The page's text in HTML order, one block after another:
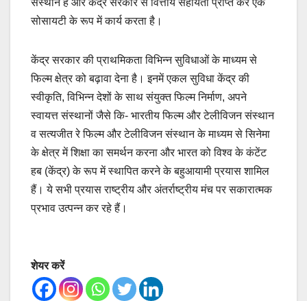
सोसायटी के रूप में कार्य करता है।
केंद्र सरकार की प्राथमिकता विभिन्न सुविधाओं के माध्यम से
फिल्म क्षेत्र को बढ़ावा देना है। इनमें एकल सुविधा केंद्र की
स्वीकृति, विभिन्न देशों के साथ संयुक्त फिल्म निर्माण, अपने
स्वायत्त संस्थानों जैसे कि- भारतीय फिल्म और टेलीविजन संस्थान
व सत्यजीत रे फिल्म और टेलीविजन संस्थान के माध्यम से सिनेमा
के क्षेत्र में शिक्षा का समर्थन करना और भारत को विश्व के कंटेंट
हब (केंद्र) के रूप में स्थापित करने के बहुआयामी प्रयास शामिल
हैं। ये सभी प्रयास राष्ट्रीय और अंतर्राष्ट्रीय मंच पर सकारात्मक
प्रभाव उत्पन्न कर रहे हैं।
शेयर करें